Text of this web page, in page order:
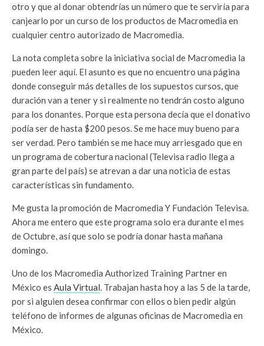
otro y que al donar obtendrías un número que te serviría para
canjearlo por un curso de los productos de Macromedia en
cualquier centro autorizado de Macromedia.
La nota completa sobre la iniciativa social de Macromedia la
pueden leer aquí. El asunto es que no encuentro una página
donde conseguir más detalles de los supuestos cursos, que
duración van a tener y si realmente no tendrán costo alguno
para los donantes. Porque esta persona decía que el donativo
podía ser de hasta $200 pesos. Se me hace muy bueno para
ser verdad. Pero también se me hace muy arriesgado que en
un programa de cobertura nacional (Televisa radio llega a
gran parte del país) se atrevan a dar una noticia de estas
características sin fundamento.
Me gusta la promoción de Macromedia Y Fundación Televisa.
Ahora me entero que este programa solo era durante el mes
de Octubre, así que solo se podría donar hasta mañana
domingo.
Uno de los Macromedia Authorized Training Partner en
México es Aula Virtual. Trabajan hasta hoy a las 5 de la tarde,
por si alguien desea confirmar con ellos o bien pedir algún
teléfono de informes de algunas oficinas de Macromedia en
México.